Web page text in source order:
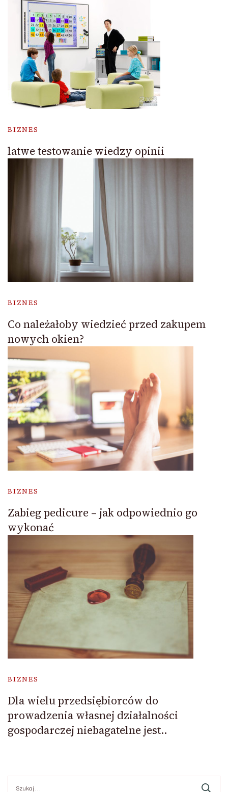
BIZNES
latwe testowanie wiedzy opinii
BIZNES
Co należałoby wiedzieć przed zakupem
nowych okien?
BIZNES
Zabieg pedicure – jak odpowiednio go
wykonać
BIZNES
Dla wielu przedsiębiorców do
prowadzenia własnej działalności
gospodarczej niebagatelne jest..